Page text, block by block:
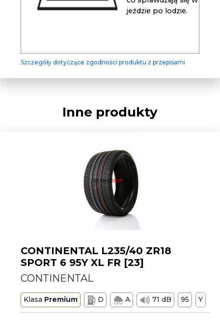
jeździe po lodzie.
Szczegóły dotyczące zgodności produktu z przepisami
Inne produkty
CONTINENTAL L235/40 ZR18
SPORT 6 95Y XL FR [23]
CONTINENTAL
Klasa Premium D A 71 dB 95 Y